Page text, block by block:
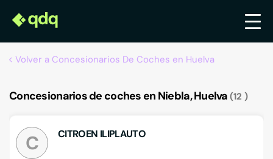
Volver a Concesionarios De Coches en Huelva
Concesionarios de coches en Niebla, Huelva 12
C CITROEN ILIPLAUTO